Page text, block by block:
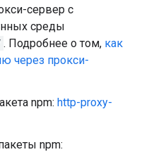
сервер с
среды
. Подробнее о том, как
через прокси-
npm: http-proxy-
npm: